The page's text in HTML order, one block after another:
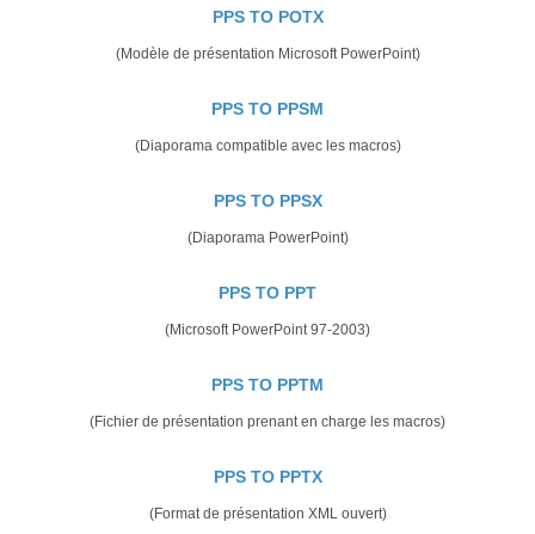
PPS TO POTX
(Modèle de présentation Microsoft PowerPoint)
PPS TO PPSM
(Diaporama compatible avec les macros)
PPS TO PPSX
(Diaporama PowerPoint)
PPS TO PPT
(Microsoft PowerPoint 97-2003)
PPS TO PPTM
(Fichier de présentation prenant en charge les macros)
PPS TO PPTX
(Format de présentation XML ouvert)